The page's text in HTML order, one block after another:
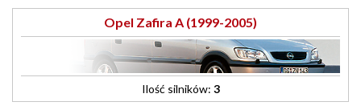
Opel Zafira A (1999-2005)
Ilość silników: 3